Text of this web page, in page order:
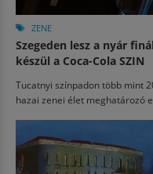
ZENE
Szegeden lesz a nyár
készül a Coca-Cola SZIN
Tucatnyi színpadon több mint
hazai zenei élet meghatározó